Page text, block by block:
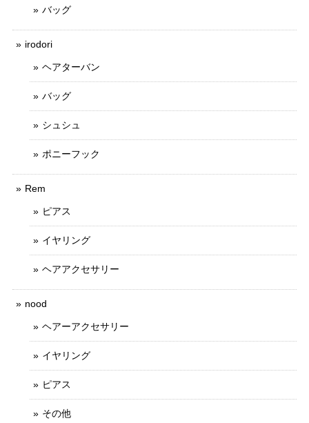
バッグ
irodori
ヘアターバン
バッグ
シュシュ
ポニーフック
Rem
ピアス
イヤリング
ヘアアクセサリー
nood
ヘアーアクセサリー
イヤリング
ピアス
その他